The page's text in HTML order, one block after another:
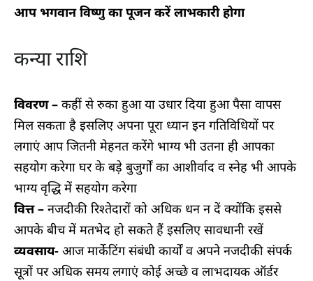
आप भगवान विष्णु का पूजन करें लाभकारी होगा
कन्या राशि
विवरण – कहीं से रुका हुआ या उधार दिया हुआ पैसा वापस
मिल सकता है इसलिए अपना पूरा ध्यान इन गतिविधियों पर
लगाएं आप जितनी मेहनत करेंगे भाग्य भी उतना ही आपका
सहयोग करेगा घर के बड़े बुजुर्गों का आशीर्वाद व स्नेह भी आपके
भाग्य वृद्धि में सहयोग करेगा
वित्त – नजदीकी रिश्तेदारों को अधिक धन न दें क्योंकि इससे
आपके बीच में मतभेद हो सकते हैं इसलिए सावधानी रखें
व्यवसाय- आज मार्केटिंग संबंधी कार्यों व अपने नजदीकी संपर्क
सूत्रों पर अधिक समय लगाएं कोई अच्छे व लाभदायक ऑर्डर